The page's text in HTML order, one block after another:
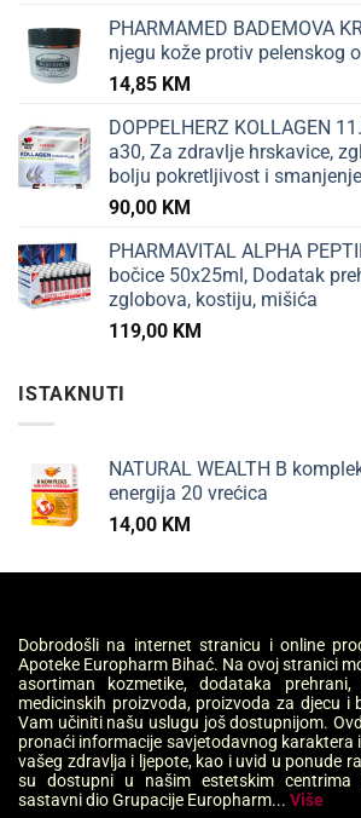
PHARMAMED BADEMOVA
njegu kože protiv pelenskog
14,85 KM
DOPPELHERZ KOLLAGEN
a30, Za zdravlje hrskavice,
bolju pokretljivost i
90,00 KM
PHARMAVITAL ALPHA
bočice 50x25ml, Dodatak
zglobova, kostiju, mišića
119,00 KM
ISTAKNUTI
NATURAL WEALTH B
energija 20 vrećica
14,00 KM
Dobrodošli na internet stranicu i online
Apoteke Europharm Bihać. Na ovoj stranici
asortiman kozmetike, dodataka prehrani,
medicinskih proizvoda, proizvoda za djecu i
Vam učiniti našu uslugu još dostupnijom.
pronaći informacije savjetodavnog karaktera
vašeg zdravlja i ljepote, kao i uvid u ponude
su dostupni u našim estetskim centrima
sastavni dio Grupacije Europharm... Više